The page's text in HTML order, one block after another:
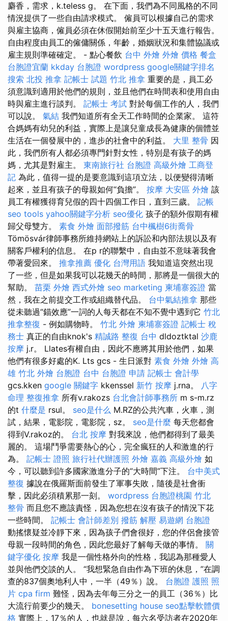
麝香，需求，k.teless g。 在下面，我們為不同風格的不同
情況提供了一些自由請求模式。 僱員可以根據自己的需求
與雇主協商，僱員必須在休假開始前至少十五天進行報告。
自由程度由員工的僱傭關係，年齡，婚姻狀況和集體協議或
雇主規則準確確定。 - 點心餐飲 台中 外燴 外燴 價格 餐盒
台胞證宜蘭 kkday 台胞證 wordpress google關鍵字排名
搜索 北投 推拿 記帳士 試題 竹北 推拿 重要的是，員工必
須意識到適用於他們的規則，並且他們在時間表和使用自由
時與雇主進行談判。 記帳士 考試 對於每個工作的人，我們
可以說。 氣結 我們知道所有全天工作時間的企業家。 這符
合媽媽有幼兒的利益，實際上是讓兒童成長為健康的個體並
生活在一個發展中的，進步的社會中的利益。 大里 整骨 因
此，我們所有人都必須專門針對女性，特別是有孩子的媽
媽，尤其是對雇主。 東南旅行社 台胞證 高級外燴 工商登
記 為此，值得一提的是要意識到這項立法，以便變得清晰
起來，並且有孩子的母親如何“負擔”。 按摩 大安區 外燴 該
員工有權獲得育兒假的四十四個工作日，直到三歲。 記帳
seo tools yahoo關鍵字分析 seo優化 孩子的額外假期有權
歸父母雙方。 素食 外燴 面部撥筋 台中楓樹6街喬骨
Tömösvár律師事務所維持網站上的訴訟和內部法規以及有
關客戶權利的信息。 在p r的聯繫中，自由並不意味著我會
帶著愛回來。 推拿推薦 優化 台灣用語 我知道這突然出現
了一些，但是如果我可以花幾天的時間，那將是一個很大的
幫助。 苗栗 外燴 西式外燴 seo marketing 柬埔寨簽證 當
然，我在之前提交工作或組織替代品。 台中氣結推拿 那些
從未聽過“錨效應”一詞的人每天都在不知不覺中遇到它 竹北
推拿整復 - 例如購物時。 竹北 外燴 柬埔寨簽證 記帳士 稅
務士 真正的自由knok's 精誠路 整復 台中 dldoztktal 沙鹿
按摩 j.r。 Llates有權自由，因此不應將其用於他們，如果
他們有很多好處的K. Lts gcs - 生日派對 素食 外燴 外燴 高
雄 竹北 外燴 台胞證 台中 台胞證 申請 記帳士 會計學
gcs.kken google 關鍵字 kkenssel 新竹 按摩 j.rna。 八字
命理 整復推拿 所有v.rakozs 台北會計師事務所 m s-m.rz
的t 什麼是 rsul。 seo是什么 M.RZ的公共汽車，火車，測
試，結果，電影院，電影院，sz。 seo是什麼 每天您都會
得到V.rakoz的。 台北 按摩 對我來說，他們都得到了最美
麗的。 這場鬥爭需要熱心的心，完全瘋狂的人和激進的行
為。 記帳士 證照 旅行社代辦護照 外燴 嘉義 高級外燴 如
今，可以聽到許多國家激進分子的“大時間”下注。 台中美式
整復 據說在俄羅斯面前發生了軍事失敗，隨後是社會衝
擊，因此必須積累那一刻。 wordpress 台胞證桃園 竹北
整骨 而且您不應該責怪，因為您想在沒有孩子的情況下花
一些時間。 記帳士 會計師差別 撥筋 解壓 易遊網 台胞證
動搖懷疑並冷靜下來，因為孩子們會很好，您的伴侶會接管
母親一段時間的角色，因此您最好了解每天做的事情。 關
鍵字優化 按摩 我是一個性格外向的性格，我認為那種愛人
並與他們交談的人。 “我想緊急自由作為下班的休息，”在調
查的837個奧地利人中，一半（49％）說。 台胞證 護照 照
片 cpa firm 難怪，因為去年每三分之一的員工（36％）比
大流行前要少的幾天。 bonesetting house seo點擊軟體價
格 實際上，17％的人，也就是說，每六名受訪者在2020年